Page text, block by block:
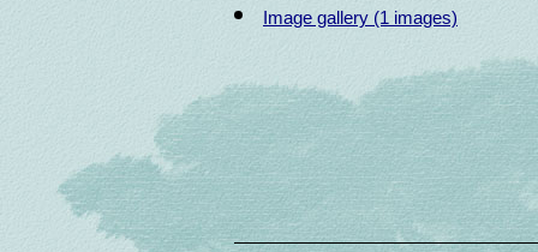
Image gallery (1 images)